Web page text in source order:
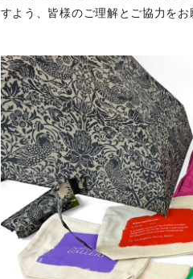
すよう、皆様のご理解とご協力をお